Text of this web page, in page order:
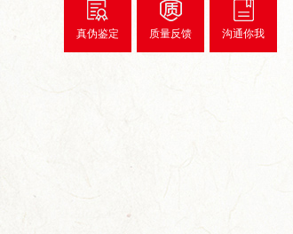
真伪鉴定 质量反馈 沟通你我